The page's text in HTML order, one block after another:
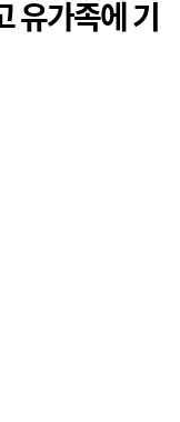
유가족에 기